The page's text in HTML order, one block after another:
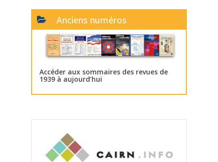
Anciens numéros
Accéder aux sommaires des revues de
1939 à aujourd’hui